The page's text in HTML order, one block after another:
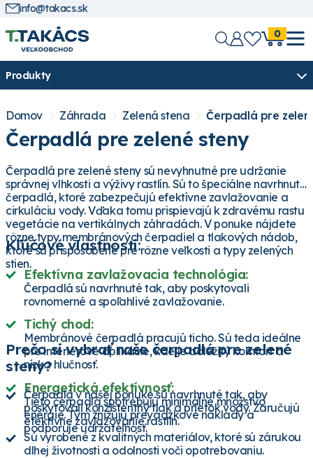
info@takacs.sk
0
Produkty
Domov Záhrada Zelená stena Čerpadlá pre
Čerpadlá pre zelené steny
Čerpadlá pre zelené steny sú nevyhnutné pre udržanie
správnej vlhkosti a výživy rastlín. Sú to špeciálne navrhnuté
čerpadlá, ktoré zabezpečujú efektívne zavlažovanie a
cirkuláciu vody. Vďaka tomu prispievajú k zdravému rastu
vegetácie na vertikálnych záhradách. V ponuke nájdete
rôzne typy membránových čerpadiel a tlakových nádob,
ktoré sú prispôsobené pre rôzne veľkosti a typy zelených
stien.
Kľúčové vlastnosti:
Efektívna zavlažovacia technológia:
Čerpadlá sú navrhnuté tak, aby poskytovali
rovnomerné a spoľahlivé zavlažovanie.
Tichý chod:
Membránové čerpadlá pracujú ticho. Sú teda ideálne
pre interiérové aplikácie, kde je dôležitý komfort a
nízka hlučnosť.
Energetická efektívnosť:
Tieto čerpadlá spotrebujú minimálne množstvo
energie. Tým znižujú prevádzkové náklady a
podporuje udržateľnosť.
Prečo si vybrať naše čerpadlá pre zelené
steny?
Čerpadlá v našej ponuke sú navrhnuté tak, aby
poskytovali konzistentný tlak a prietok vody. Zaručujú
efektívne zavlažovanie rastlín.
Sú vyrobené z kvalitných materiálov, ktoré sú zárukou
dlhej životnosti a odolnosti voči opotrebovaniu.